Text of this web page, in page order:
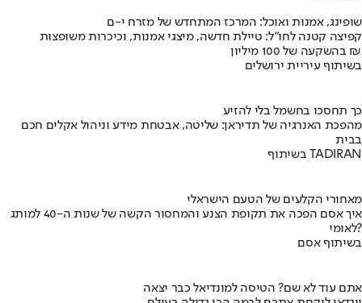
שופינג, אמנות ואוכל: המרכז המתחדש של מזרח י-ם
קפיצה קטנה לחו"ל: טיילת חדשה, מיצגי אמנות, וכיכרות משופצות
בהשקעה של 100 מיליון ₪
בשיתוף עיריית ירושלים
כך תחסכו בחשמל בלי להזיע
מהפכת האנרגיה של תדיראן: שליטה, אבטחת מידע וניהול אקלים חכם
בבית
בשיתוף TADIRAN
מאחורי הקלעים של הטעם הישראלי
איך אסם הפכה את תקופת הצנע והמחסור הקשה של שנות ה-40 למותג
לאומי?
בשיתוף אסם
אתם עוד לא שם? הטיסה למונדיאל כבר יצאה